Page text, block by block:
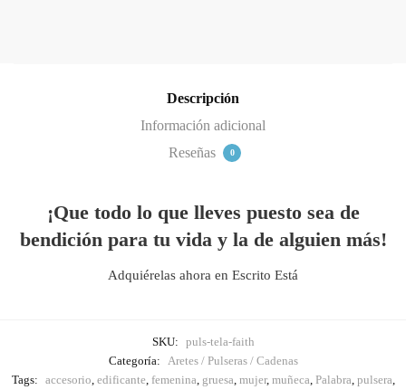
Descripción
Información adicional
Reseñas
0
¡Que todo lo que lleves puesto sea de
bendición para tu vida y la de alguien más!
Adquiérelas ahora en Escrito Está
SKU: puls-tela-faith
Categoría:
Aretes / Pulseras / Cadenas
Tags: accesorio edificante femenina gruesa mujer, muñeca Palabra pulsera